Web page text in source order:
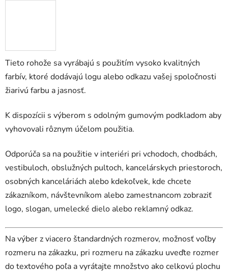
Tieto rohože sa vyrábajú s použitím vysoko kvalitných
farbív, ktoré dodávajú logu alebo odkazu vašej spoločnosti
žiarivú farbu a jasnosť.
K dispozícii s výberom s odolným gumovým podkladom aby
vyhovovali rôznym účelom použitia.
Odporúča sa na použitie v interiéri pri vchodoch, chodbách,
vestibuloch, obslužných pultoch, kancelárskych priestoroch,
osobných kanceláriách alebo kdekoľvek, kde chcete
zákazníkom, návštevníkom alebo zamestnancom zobraziť
logo, slogan, umelecké dielo alebo reklamný odkaz.
Na výber z viacero štandardných rozmerov, možnosť voľby
rozmeru na zákazku, pri rozmeru na zákazku uveďte rozmer
do textového poľa a vyrátajte množstvo ako celkovú plochu